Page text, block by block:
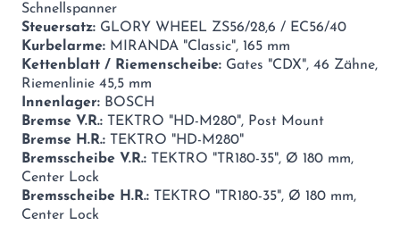
Schnellspanner
Steuersatz: GLORY WHEEL ZS56/28,6 / EC56/40
Kurbelarme: MIRANDA "Classic", 165 mm
Kettenblatt / Riemenscheibe: Gates "CDX", 46 Zähne,
Riemenlinie 45,5 mm
Innenlager: BOSCH
Bremse V.R.: TEKTRO "HD-M280", Post Mount
Bremse H.R.: TEKTRO "HD-M280"
Bremsscheibe V.R.: TEKTRO "TR180-35", Ø 180 mm,
Center Lock
Bremsscheibe H.R.: TEKTRO "TR180-35", Ø 180 mm,
Center Lock